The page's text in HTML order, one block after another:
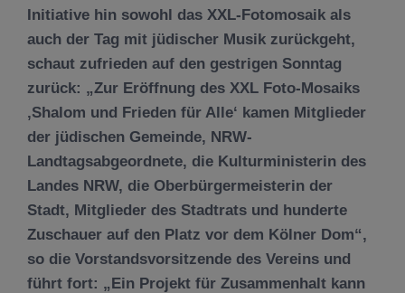
Initiative hin sowohl das XXL-Fotomosaik als
auch der Tag mit jüdischer Musik zurückgeht,
schaut zufrieden auf den gestrigen Sonntag
zurück: „Zur Eröffnung des XXL Foto-Mosaiks
‚Shalom und Frieden für Alle‘ kamen Mitglieder
der jüdischen Gemeinde, NRW-
Landtagsabgeordnete, die Kulturministerin des
Landes NRW, die Oberbürgermeisterin der
Stadt, Mitglieder des Stadtrats und hunderte
Zuschauer auf den Platz vor dem Kölner Dom“,
so die Vorstandsvorsitzende des Vereins und
führt fort: „Ein Projekt für Zusammenhalt kann